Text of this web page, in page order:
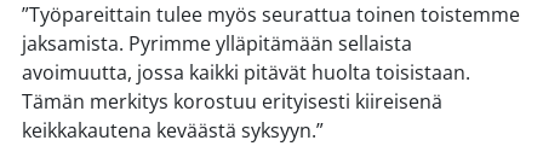
”Työpareittain tulee myös seurattua toinen toistemme
jaksamista. Pyrimme ylläpitämään sellaista
avoimuutta, jossa kaikki pitävät huolta toisistaan.
Tämän merkitys korostuu erityisesti kiireisenä
keikkakautena keväästä syksyyn.”